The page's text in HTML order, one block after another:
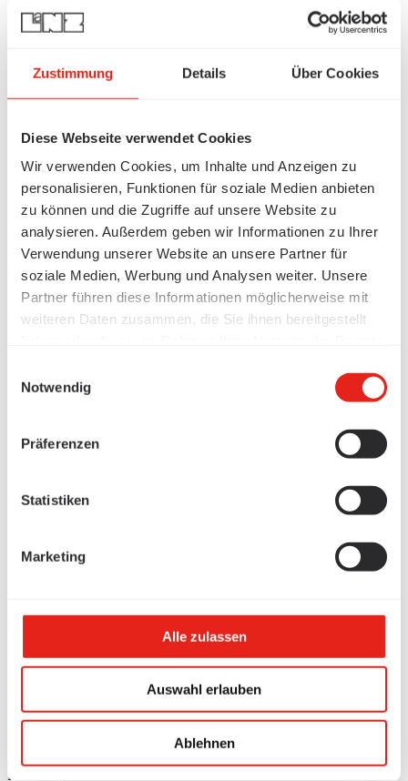
Zustimmung Details Über Cookies
Diese Webseite verwendet Cookies
Wir verwenden Cookies, um Inhalte und Anzeigen zu
personalisieren, Funktionen für soziale Medien anbieten
zu können und die Zugriffe auf unsere Website zu
analysieren. Außerdem geben wir Informationen zu Ihrer
Verwendung unserer Website an unsere Partner für
soziale Medien, Werbung und Analysen weiter. Unsere
Partner führen diese Informationen möglicherweise mit
weiteren Daten zusammen, die Sie ihnen bereitgestellt
Notwendig
Präferenzen
Statistiken
Marketing
Alle zulassen
Auswahl erlauben
Ablehnen
Produkte